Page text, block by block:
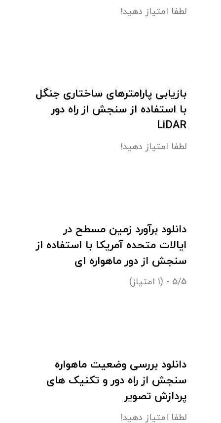
لطفا امتیاز دهید!
بازیابی پارامترهای ساختاری جنگل
با استفاده از سنجش از راه دور
LiDAR
لطفا امتیاز دهید!
دانلود برآورد زمین مسطح در
ایالات متحده آمریکا با استفاده از
سنجش از دور ماهواره ای
5/5 - (1 امتیاز)
دانلود بررسی وضعیت ماهواره
سنجش از راه دور و تکنیک های
پردازش تصویر
لطفا امتیاز دهید!